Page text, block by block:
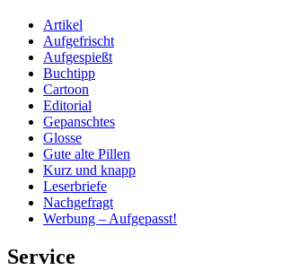
Artikel
Aufgefrischt
Aufgespießt
Buchtipp
Cartoon
Editorial
Gepanschtes
Glosse
Gute alte Pillen
Kurz und knapp
Leserbriefe
Nachgefragt
Werbung – Aufgepasst!
Service